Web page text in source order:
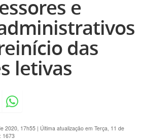
e
das
letivas
2020, 17h55 | Última atualização em Terça, 11 de
1673